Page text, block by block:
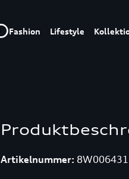
Fashion Lifestyle
Artikelnummer: